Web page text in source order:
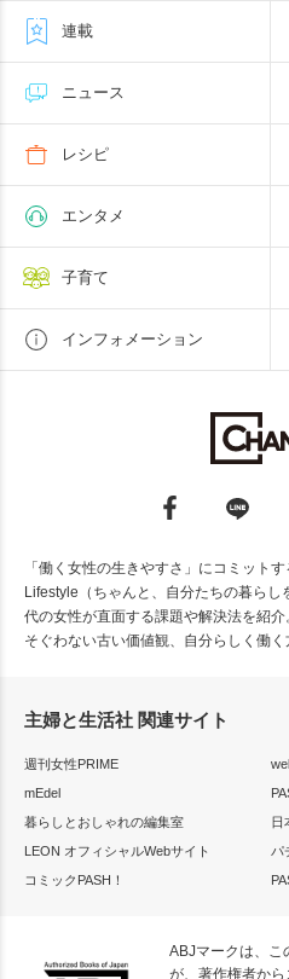
連載
ニュース
レシピ
エンタメ
子育て
インフォメーション
「働く女性の生きやすさ」にコミット
Lifestyle（ちゃんと、自分たちの暮ら
代の女性が直面する課題や解決法を紹
そぐわない古い価値観、自分らしく働
主婦と生活社 関連サイト
週刊女性PRIME
mEdel
暮らしとおしゃれの編集室
日
LEON オフィシャルWebサイト
パ
コミックPASH！
ABJマークは、こ
が、著作権者か